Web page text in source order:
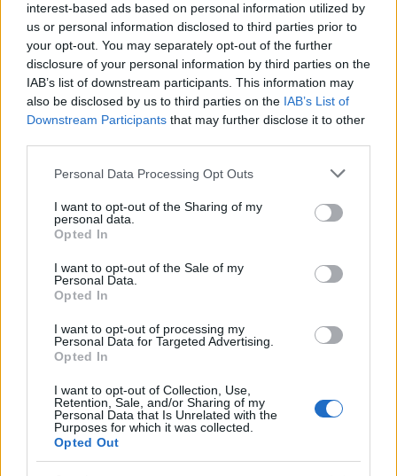
interest-based ads based on personal information utilized by
us or personal information disclosed to third parties prior to
your opt-out. You may separately opt-out of the further
disclosure of your personal information by third parties on the
IAB’s list of downstream participants. This information may
also be disclosed by us to third parties on the IAB’s List of
Downstream Participants that may further disclose it to other
Please note that this website/app uses one or more Google
not limited to your visit or usage behaviour. You may click to
grant or deny consent to Google and its third-party tags to
use your data for below specified purposes in below Google
consent section.
Personal Data Processing Opt Outs
I want to opt-out of the Sharing of my
personal data.
Opted In
I want to opt-out of the Sale of my
Personal Data.
Opted In
I want to opt-out of processing my
Personal Data for Targeted Advertising.
Opted In
I want to opt-out of Collection, Use,
Retention, Sale, and/or Sharing of my
Personal Data that Is Unrelated with the
Purposes for which it was collected.
Opted Out
Pintér velük (a kórházigazgatókkal)
szemben is szigorú rendet tartott
fenn a járvány egész ideje alatt. A
katonás fegyelmet egy kórházi forrás
egy tavalyi esettel jellemezte: amikor
az újonnan kinevezett kórházvezetők
először találkoztak Pintérrel, akkor a
segédtiszt közölte velük, hogy „állva
várják a miniszter urat, és csak
akkor üljenek le, ha ő már leült, és ne
tegyenek fel kérdéseket, csak akkor
csak egy szép napon lesz a miénk, hanem már most
az. Itt tartunk, ez ma Magyarország. Bocsánat:
Orbanisztán.